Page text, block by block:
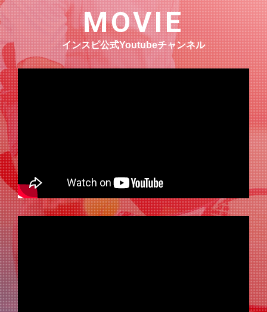
2026/06/13
クラブからのお知らせ
6月の大会エントリーは、05/15(金)22:00～(全てアップ完
了)
MOVIE
インスピ公式Youtubeチャンネル